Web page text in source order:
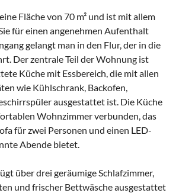
Fläche von 70 m² und ist mit allem
für einen angenehmen Aufenthalt
gelangt man in den Flur, der in die
Der zentrale Teil der Wohnung ist
Küche mit Essbereich, die mit allen
wie Kühlschrank, Backofen,
ausgestattet ist. Die Küche
Wohnzimmer verbunden, das
für zwei Personen und einen LED-
Abende bietet.
über drei geräumige Schlafzimmer,
und frischer Bettwäsche ausgestattet